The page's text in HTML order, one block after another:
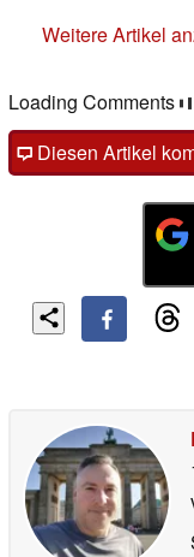
Weitere Artikel
Loading Comments
Diesen Artikel